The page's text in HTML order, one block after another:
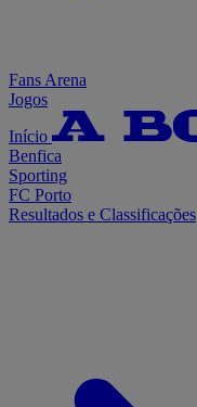
Fans Arena
Jogos
Início
Benfica
Sporting
FC Porto
Resultados e Classificações